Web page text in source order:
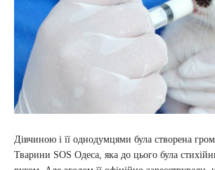
Дівчиною і її однодумцями була створена
Тварини SOS Одеса, яка до цього була